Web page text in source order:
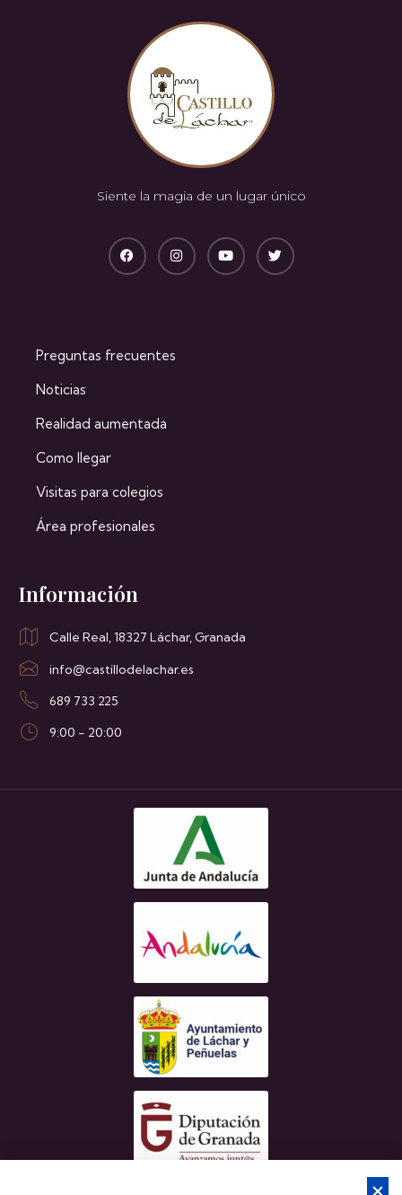
Siente la magia de un lugar único
Preguntas frecuentes
Noticias
Realidad aumentada
Como llegar
Visitas para colegios
Área profesionales
Información
Calle Real, 18327 Láchar, Granada
info@castillodelachar.es
689 733 225
9:00 - 20:00